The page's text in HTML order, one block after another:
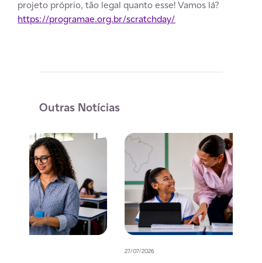
projeto próprio, tão legal quanto esse! Vamos lá?
https://programae.org.br/scratchday/
Outras Notícias